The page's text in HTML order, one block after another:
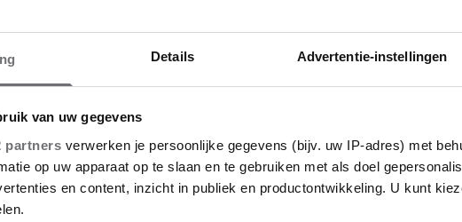
Details Advertentie-instellingen
van uw gegevens
partners verwerken je persoonlijke gegevens (bijv. uw IP-adres) met
op uw apparaat op te slaan en te gebruiken met als doel
en content, inzicht in publiek en productontwikkeling. U kunt